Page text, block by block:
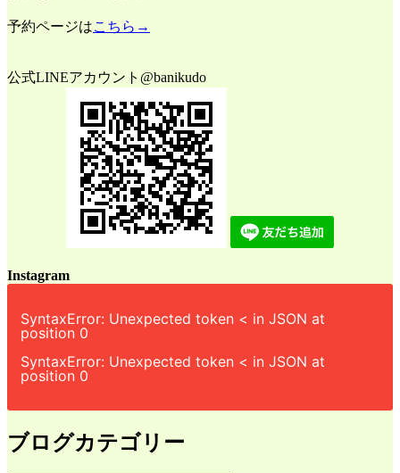
予約ページはこちら→
公式LINEアカウント@banikudo
Instagram
SyntaxError: Unexpected token < in JSON at
position 0
SyntaxError: Unexpected token < in JSON at
position 0
ブログカテゴリー